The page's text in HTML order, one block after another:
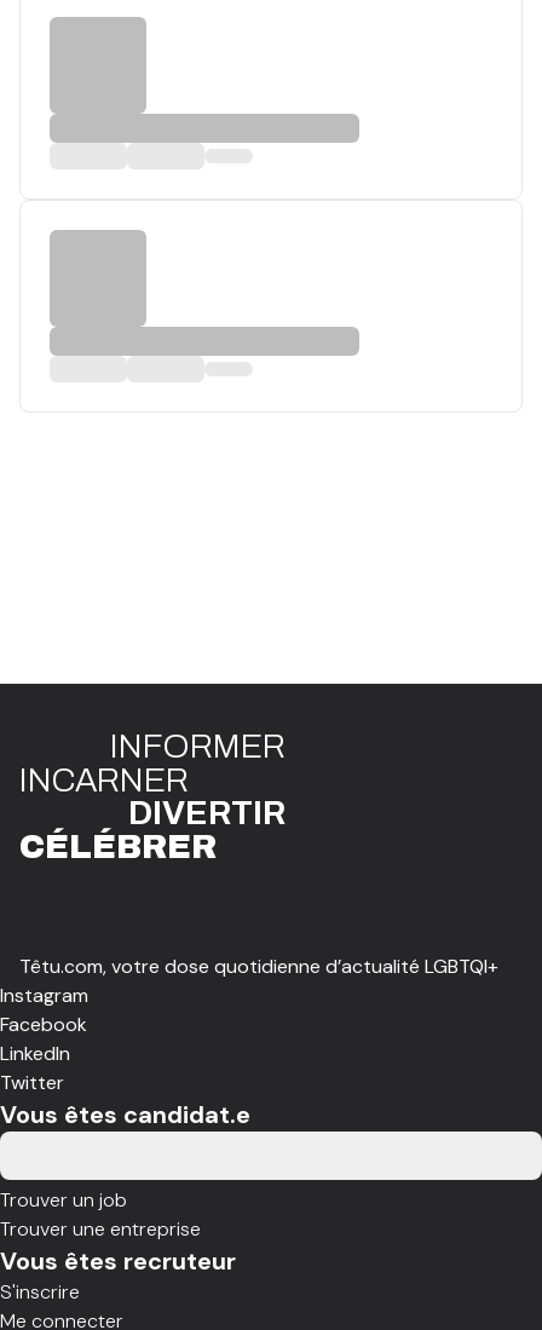
INFORMER
INCARNER
DIVERTIR
CÉLÉBRER
Têtu.com, votre dose quotidienne d’actualité LGBTQI+
Instagram
Facebook
LinkedIn
Twitter
Vous êtes candidat.e
Trouver un job
Trouver une entreprise
Vous êtes recruteur
S'inscrire
Me connecter